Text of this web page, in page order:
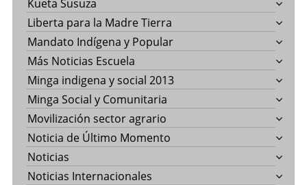
Kueta Susuza
Liberta para la Madre Tierra
Mandato Indígena y Popular
Más Noticias Escuela
Minga indigena y social 2013
Minga Social y Comunitaria
Movilización sector agrario
Noticia de Último Momento
Noticias
Noticias Internacionales